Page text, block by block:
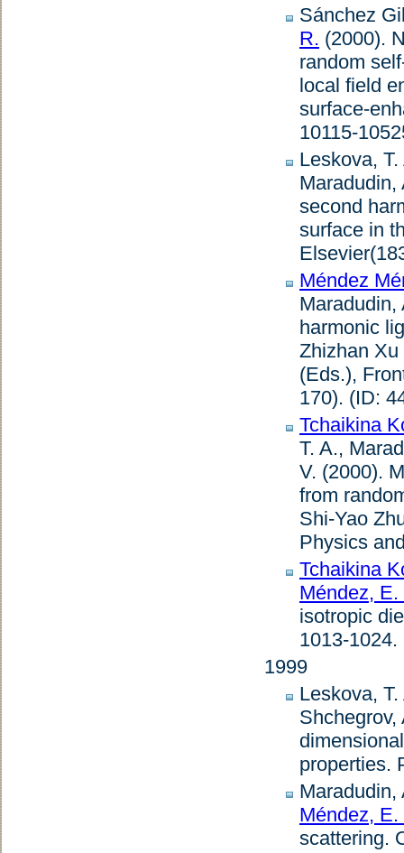
Sánchez
R. (2000).
random
local field
surface-
10115-
Leskova,
second
surface in
Elsevier
Méndez
harmonic
Zhizhan
(Eds.),
170). (ID:
Tchaikina
T. A.,
V. (2000).
from
Shi-Yao
Physics
Tchaikina
Méndez, E.
isotropic
1013-
1999
Leskova,
properties.
Méndez, E.
scattering.